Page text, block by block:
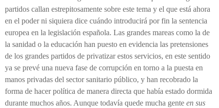
partidos callan estrepitosamente sobre este tema y el que está ahora
en el poder ni siquiera dice cuándo introducirá por fin la sentencia
europea en la legislación española. Las grandes mareas como la de
la sanidad o la educación han puesto en evidencia las pretensiones
de los grandes partidos de privatizar estos servicios, en este sentido
ya se prevé una nueva fase de corrupción en torno a la puesta en
manos privadas del sector sanitario público, y han recobrado la
forma de hacer política de manera directa que había estado dormida
durante muchos años. Aunque todavía quede mucha gente en sus